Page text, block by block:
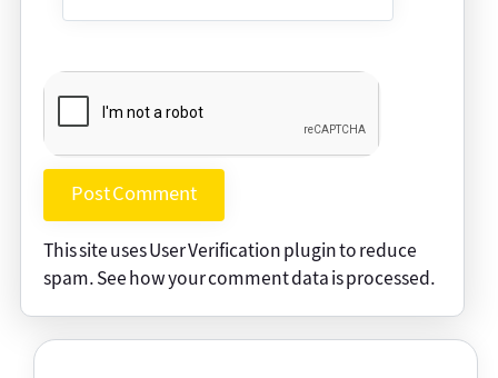
This site uses User Verification plugin to reduce
spam.See how your comment data is processed.